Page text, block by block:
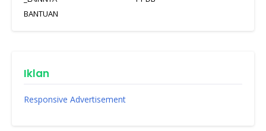
BANTUAN
Iklan
Responsive Advertisement